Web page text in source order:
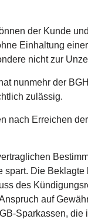
der Kunde
Einhaltung
nicht zur
nunmehr der
zulässig.
nach Erreichen
Die
des
auf
Sparkassen,